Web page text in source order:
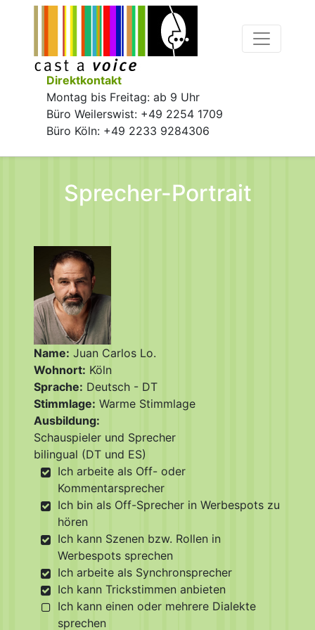
Direktkontakt
Montag bis Freitag: ab 9 Uhr
Büro Weilerswist: +49 2254 1709
Büro Köln: +49 2233 9284306
Sprecher-Portrait
Name: Juan Carlos Lo.
Wohnort: Köln
Sprache: Deutsch - DT
Stimmlage: Warme Stimmlage
Ausbildung:
Schauspieler und Sprecher
bilingual (DT und ES)
Ich arbeite als Off- oder
Kommentarsprecher
Ich bin als Off-Sprecher in Werbespots zu
hören
Ich kann Szenen bzw. Rollen in
Werbespots sprechen
Ich arbeite als Synchronsprecher
Ich kann Trickstimmen anbieten
Ich kann einen oder mehrere Dialekte
sprechen